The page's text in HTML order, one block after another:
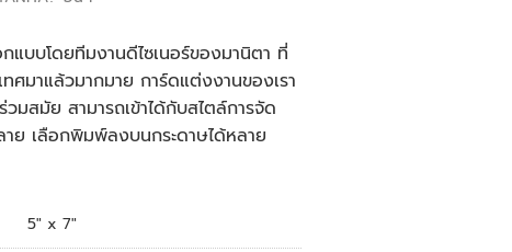
แบบโดยทีมงานดีไซเนอร์ของมานิตา ที่
ทศมาแล้วมากมาย การ์ดแต่งงานของเรา
มสมัย สามารถเข้าได้กับสไตล์การจัด
ย เลือกพิมพ์ลงบนกระดาษได้หลาย
5" x 7"